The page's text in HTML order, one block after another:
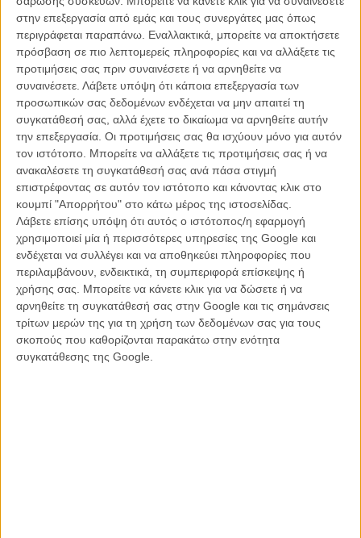
στην επεξεργασία από εμάς και τους συνεργάτες μας όπως
περιγράφεται παραπάνω. Εναλλακτικά, μπορείτε να αποκτήσετε
πρόσβαση σε πιο λεπτομερείς πληροφορίες και να αλλάξετε τις
προτιμήσεις σας πριν συναινέσετε ή να αρνηθείτε να
συναινέσετε. Λάβετε υπόψη ότι κάποια επεξεργασία των
προσωπικών σας δεδομένων ενδέχεται να μην απαιτεί τη
συγκατάθεσή σας, αλλά έχετε το δικαίωμα να αρνηθείτε αυτήν
την επεξεργασία. Οι προτιμήσεις σας θα ισχύουν μόνο για αυτόν
τον ιστότοπο. Μπορείτε να αλλάξετε τις προτιμήσεις σας ή να
ανακαλέσετε τη συγκατάθεσή σας ανά πάσα στιγμή
επιστρέφοντας σε αυτόν τον ιστότοπο και κάνοντας κλικ στο
κουμπί "Απορρήτου" στο κάτω μέρος της ιστοσελίδας.
Λάβετε επίσης υπόψη ότι αυτός ο ιστότοπος/η εφαρμογή
χρησιμοποιεί μία ή περισσότερες υπηρεσίες της Google και
ενδέχεται να συλλέγει και να αποθηκεύει πληροφορίες που
περιλαμβάνουν, ενδεικτικά, τη συμπεριφορά επίσκεψης ή
χρήσης σας. Μπορείτε να κάνετε κλικ για να δώσετε ή να
αρνηθείτε τη συγκατάθεσή σας στην Google και τις σημάνσεις
τρίτων μερών της για τη χρήση των δεδομένων σας για τους
σκοπούς που καθορίζονται παρακάτω στην ενότητα
συγκατάθεσης της Google.
Όμως φέτος πήγε ακόμα πιο μακριά. Υπάρχει αληθινή τέχνη σε
κάποιες από τις στιγμές της σειράς, στον τρόπο που η κάμερα
μεγαλώνει ανεπαίσθητα την Πάρκερ Πόουζι στην κορυφή της Νέας
Υόρκης, στη γεφύρωση της απόστασης ρεαλισμού και
σουρεαλισμού, στο πώς αποδίδονται οπτικά και ηχητικά οι στιγμές
που θες να ανοίξει η γη και να σε καταπιεί ή που νιώθεις το έδαφος
να χάνεται κάτω από τα πόδια σου.
Στην 3η σεζόν ο Λούις αποδόμησε την -ανάγκη μας για τη